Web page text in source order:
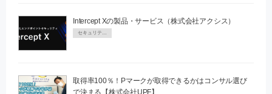
Intercept Xの製品・サービス（株式会社アクシス）
セキュリティPR
取得率100％！Pマークが取得できるかはコンサル選び
で決まる【株式会社UPF】